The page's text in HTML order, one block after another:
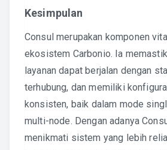
Kesimpulan
Consul merupakan komponen
ekosistem Carbonio. Ia
layanan dapat berjalan dengan
terhubung, dan memiliki
konsisten, baik dalam mode
multi-node. Dengan adanya
menikmati sistem yang lebih